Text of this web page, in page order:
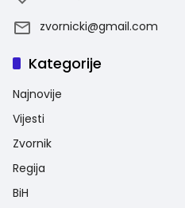
zvornicki@gmail.com
Kategorije
Najnovije
Vijesti
Zvornik
Regija
BiH